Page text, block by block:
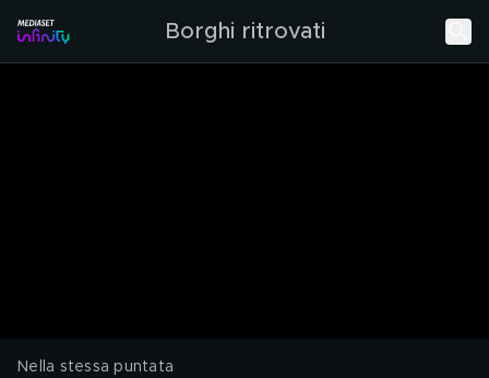
Borghi ritrovati
Nella stessa puntata